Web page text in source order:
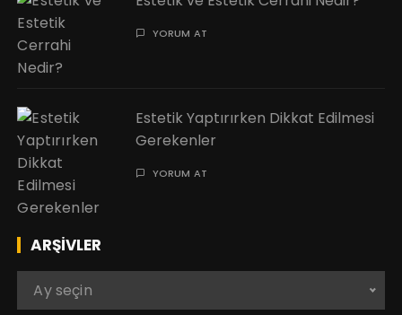
YORUM AT
Estetik Yaptırırken Dikkat Edilmesi
Gerekenler
YORUM AT
ARŞIVLER
Ay seçin